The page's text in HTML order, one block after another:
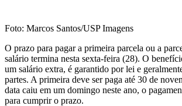
Foto: Marcos Santos/USP Imagens
O prazo para pagar a primeira parcela ou a
salário termina nesta sexta-feira (28). O
um salário extra, é garantido por lei e
partes. A primeira deve ser paga até 30 de
data caiu em um domingo neste ano, o
para cumprir o prazo.